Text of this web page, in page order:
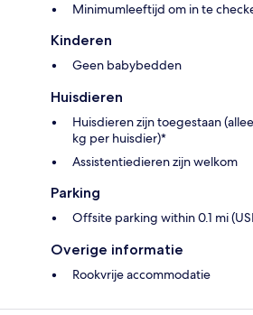
Minimumleeftijd om in te
Kinderen
Geen babybedden
Huisdieren
Huisdieren zijn toegestaan
kg per huisdier)*
Assistentiedieren zijn welkom
Parking
Offsite parking within 0.1 mi
Overige informatie
Rookvrije accommodatie